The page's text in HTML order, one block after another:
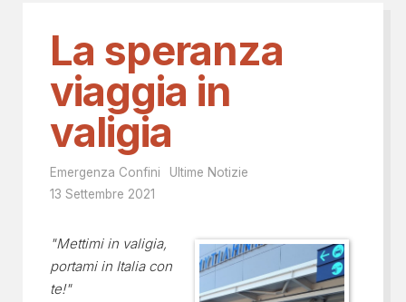
La speranza
viaggia in
valigia
Emergenza Confini
Ultime Notizie
13 Settembre 2021
"Mettimi in valigia,
portami in Italia con
te!"